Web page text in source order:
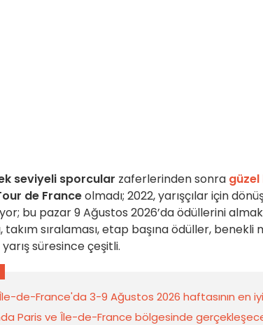
seviyeli sporcular zaferlerinden sonra
de Franceolmadı; 2022, yarışçılar için
bu pazar 9 Ağustos 2026’da ödüllerini
takım sıralaması, etap başına ödüller,
yarış süresince çeşitli.
de-France'da 3-9 Ağustos 2026 haftasının en
Paris ve Île-de-France bölgesinde